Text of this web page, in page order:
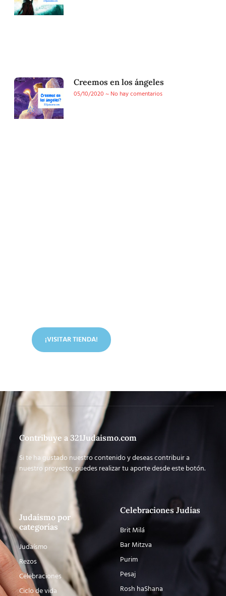
Creemos en los ángeles
05/10/2020
No hay comentarios
¡VISITAR TIENDA!
Contribuye a 321Judaismo.com
Si te ha gustado nuestro contenido y deseas contribuir a
nuestro proyecto, puedes realizar tu aporte desde este botón.
Judaísmo por
categorías
Judaísmo
Rezos
Celebraciones
Ciclo de vida
Celebraciones Judías
Brit Milá
Bar Mitzva
Purim
Pesaj
Rosh haShana